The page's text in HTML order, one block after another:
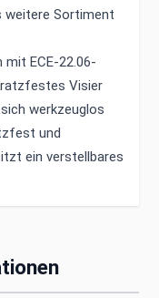
weitere Sortiment
mit ECE-22.06-
Visier
werkzeuglos
und
ein verstellbares